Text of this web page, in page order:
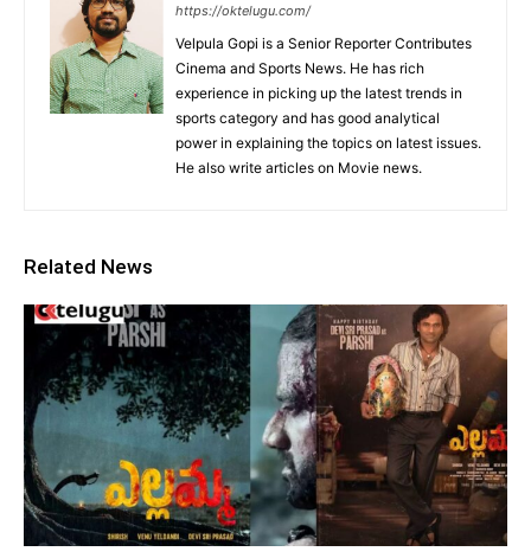
https://oktelugu.com/
Velpula Gopi is a Senior Reporter Contributes
Cinema and Sports News. He has rich
experience in picking up the latest trends in
sports category and has good analytical
power in explaining the topics on latest issues.
He also write articles on Movie news.
Related News